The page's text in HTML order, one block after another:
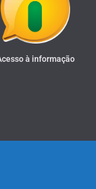
à informação